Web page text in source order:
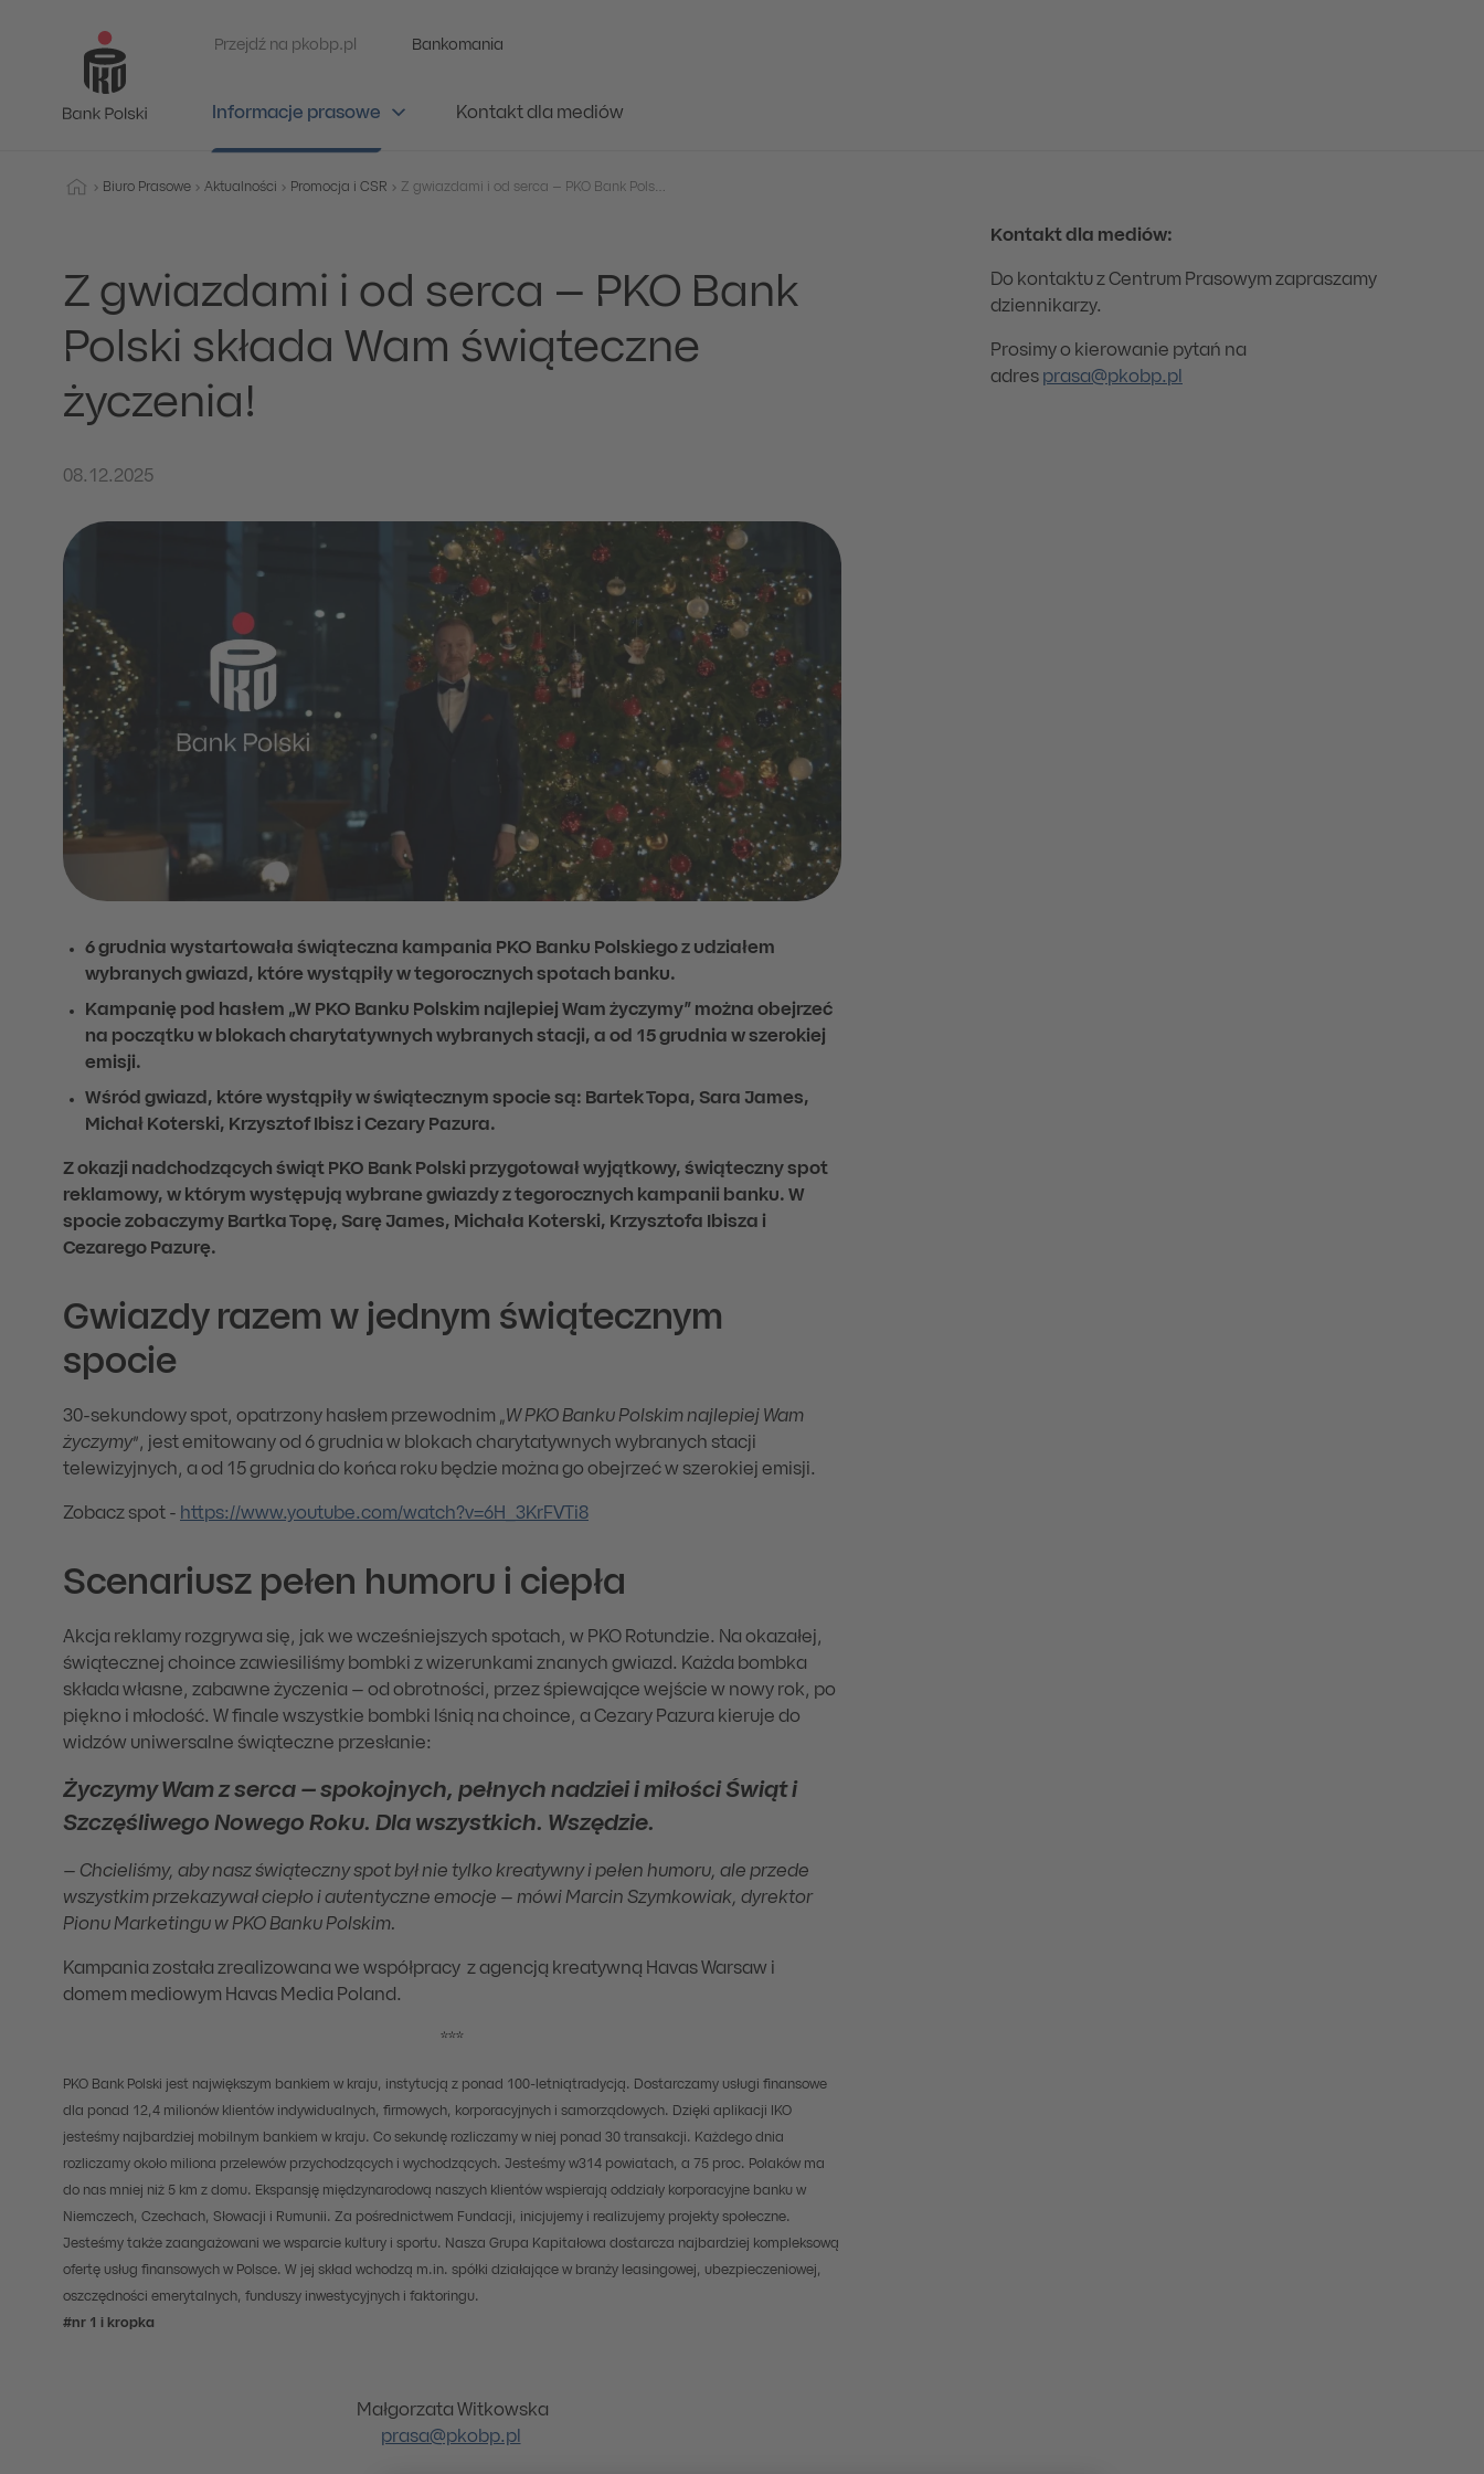
Przejdź na pkobp.pl Bankomania
Informacje prasowe Kontakt dla mediów
Biuro Prasowe Aktualności Promocja i CSR
Z gwiazdami i od serca – PKO Bank
Polski składa Wam świąteczne
życzenia!
08.12.2025
6 grudnia wystartowała świąteczna kampania PKO Banku Polskiego z udziałem
wybranych gwiazd, które wystąpiły w tegorocznych spotach banku.
Kampanię pod hasłem „W PKO Banku Polskim najlepiej Wam życzymy” można obejrzeć
na początku w blokach charytatywnych wybranych stacji, a od 15 grudnia w szerokiej
emisji.
Wśród gwiazd, które wystąpiły w świątecznym spocie są: Bartek Topa, Sara James,
Michał Koterski, Krzysztof Ibisz i Cezary Pazura.
Z okazji nadchodzących świąt PKO Bank Polski przygotował wyjątkowy, świąteczny spot
reklamowy, w którym występują wybrane gwiazdy z tegorocznych kampanii banku. W
spocie zobaczymy Bartka Topę, Sarę James, Michała Koterski, Krzysztofa Ibisza i
Cezarego Pazurę.
Gwiazdy razem w jednym świątecznym
spocie
30-sekundowy spot, opatrzony hasłem przewodnim „W PKO Banku Polskim najlepiej Wam
życzymy”, jest emitowany od 6 grudnia w blokach charytatywnych wybranych stacji
telewizyjnych, a od 15 grudnia do końca roku będzie można go obejrzeć w szerokiej emisji.
Zobacz spot - https://www.youtube.com/watch?v=6H_3KrFVTi8
Scenariusz pełen humoru i ciepła
Akcja reklamy rozgrywa się, jak we wcześniejszych spotach, w PKO Rotundzie. Na okazałej,
świątecznej choince zawiesiliśmy bombki z wizerunkami znanych gwiazd. Każda bombka
składa własne, zabawne życzenia – od obrotności, przez śpiewające wejście w nowy rok, po
piękno i młodość. W finale wszystkie bombki lśnią na choince, a Cezary Pazura kieruje do
widzów uniwersalne świąteczne przesłanie:
Życzymy Wam z serca – spokojnych, pełnych nadziei i miłości Świąt i
Szczęśliwego Nowego Roku. Dla wszystkich. Wszędzie.
– Chcieliśmy, aby nasz świąteczny spot był nie tylko kreatywny i pełen humoru, ale przede
wszystkim przekazywał ciepło i autentyczne emocje – mówi Marcin Szymkowiak, dyrektor
Pionu Marketingu w PKO Banku Polskim.
Kampania została zrealizowana we współpracy z agencją kreatywną Havas Warsaw i
domem mediowym Havas Media Poland.
***
PKO Bank Polski jest największym bankiem w kraju, instytucją z ponad 100-letniątradycją. Dostarczamy usługi finansowe
dla ponad 12,4 milionów klientów indywidualnych, firmowych, korporacyjnych i samorządowych. Dzięki aplikacji IKO
jesteśmy najbardziej mobilnym bankiem w kraju. Co sekundę rozliczamy w niej ponad 30 transakcji. Każdego dnia
rozliczamy około miliona przelewów przychodzących i wychodzących. Jesteśmy w314 powiatach, a 75 proc. Polaków ma
do nas mniej niż 5 km z domu. Ekspansję międzynarodową naszych klientów wspierają oddziały korporacyjne banku w
Niemczech, Czechach, Słowacji i Rumunii. Za pośrednictwem Fundacji, inicjujemy i realizujemy projekty społeczne.
Jesteśmy także zaangażowani we wsparcie kultury i sportu. Nasza Grupa Kapitałowa dostarcza najbardziej kompleksową
ofertę usług finansowych w Polsce. W jej skład wchodzą m.in. spółki działające w branży leasingowej, ubezpieczeniowej,
oszczędności emerytalnych, funduszy inwestycyjnych i faktoringu.
#nr 1 i kropka
Małgorzata Witkowska
prasa@pkobp.pl
Kontakt dla mediów:
Do kontaktu z Centrum Prasowym zapraszamy
dziennikarzy.
Prosimy o kierowanie pytań na
adres prasa@pkobp.pl